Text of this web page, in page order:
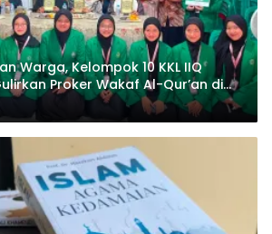
Warga, Kelompok 10 KKL IIQ
Proker Wakaf Al-Qur’an di